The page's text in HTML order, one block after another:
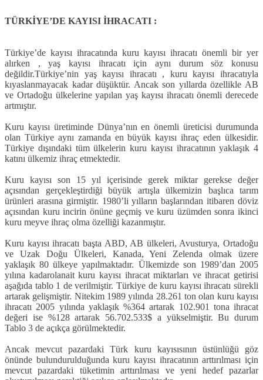
TÜRKİYE’DE KAYISI İHRACATI :
Türkiye’de kayısı ihracatında kuru kayısı ihracatı önemli bir yer
alırken , yaş kayısı ihracatı için aynı durum söz konusu
değildir.Türkiye’nin yaş kayısı ihracatı , kuru kayısı ihracatıyla
kıyaslanmayacak kadar düşüktür. Ancak son yıllarda özellikle AB
ve Ortadoğu ülkelerine yapılan yaş kayısı ihracatı önemli derecede
artmıştır.
Kuru kayısı üretiminde Dünya’nın en önemli üreticisi durumunda
olan Türkiye aynı zamanda en büyük kayısı ihraç eden ülkesidir.
Türkiye dışındaki tüm ülkelerin kuru kayısı ihracatının yaklaşık 4
katını ülkemiz ihraç etmektedir.
Kuru kayısı son 15 yıl içerisinde gerek miktar gerekse değer
açısından gerçekleştirdiği büyük artışla ülkemizin başlıca tarım
ürünleri arasına girmiştir. 1980’li yılların başlarından itibaren döviz
açısından kuru incirin önüne geçmiş ve kuru üzümden sonra ikinci
kuru meyve ihraç olma özelliği kazanmıştır.
Kuru kayısı ihracatı başta ABD, AB ülkeleri, Avusturya, Ortadoğu
ve Uzak Doğu Ülkeleri, Kanada, Yeni Zelenda olmak üzere
yaklaşık 80 ülkeye yapılmaktadır. Ülkemizde son 1989’dan 2005
yılına kadarolanait kuru kayısı ihracat miktarları ve ihracat getirisi
aşağıda tablo 1 de verilmiştir. Türkiye de kuru kayısı ihracatı sürekli
artarak gelişmiştir. Nitekim 1989 yılında 28.261 ton olan kuru kayısı
ihracatı 2005 yılında yaklaşık %364 artarak 102.901 tona ihracat
değeri ise %128 artarak 56.702.533$ a yükselmiştir. Bu durum
Tablo 3 de açıkça görülmektedir.
Ancak mevcut pazardaki Türk kuru kayısısının üstünlüğü göz
önünde bulundurulduğunda kuru kayısı ihracatının arttırılması için
mevcut pazardaki tüketimin arttırılması ve yeni hedef pazarlar